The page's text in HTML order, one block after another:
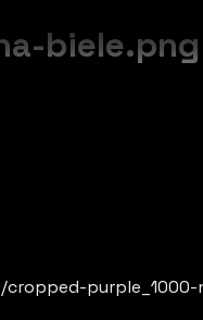
biele.png
purple_1000-